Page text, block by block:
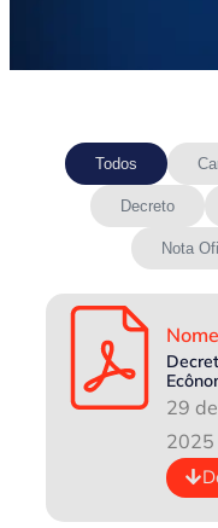
Decreto
Nota
Todos
29
2025